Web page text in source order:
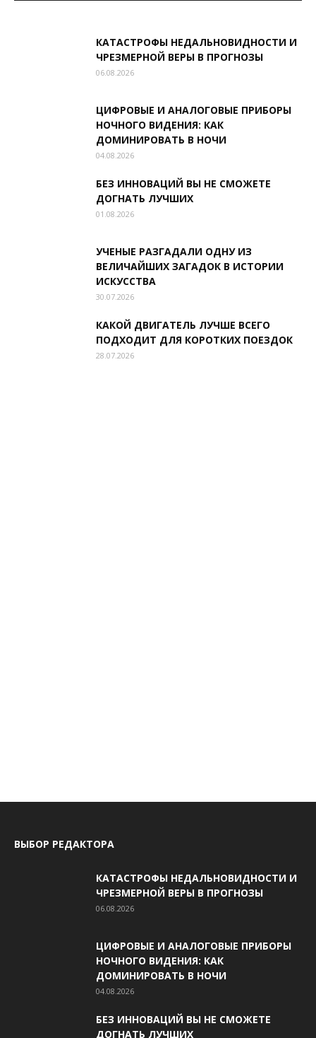
КАТАСТРОФЫ НЕДАЛЬНОВИДНОСТИ И
ЧРЕЗМЕРНОЙ ВЕРЫ В ПРОГНОЗЫ
06.08.2026
ЦИФРОВЫЕ И АНАЛОГОВЫЕ ПРИБОРЫ
НОЧНОГО ВИДЕНИЯ: КАК
ДОМИНИРОВАТЬ В НОЧИ
04.08.2026
БЕЗ ИННОВАЦИЙ ВЫ НЕ СМОЖЕТЕ
ДОГНАТЬ ЛУЧШИХ
01.08.2026
УЧЕНЫЕ РАЗГАДАЛИ ОДНУ ИЗ
ВЕЛИЧАЙШИХ ЗАГАДОК В ИСТОРИИ
ИСКУССТВА
30.07.2026
КАКОЙ ДВИГАТЕЛЬ ЛУЧШЕ ВСЕГО
ПОДХОДИТ ДЛЯ КОРОТКИХ ПОЕЗДОК
28.07.2026
ВЫБОР РЕДАКТОРА
КАТАСТРОФЫ НЕДАЛЬНОВИДНОСТИ И
ЧРЕЗМЕРНОЙ ВЕРЫ В ПРОГНОЗЫ
06.08.2026
ЦИФРОВЫЕ И АНАЛОГОВЫЕ ПРИБОРЫ
НОЧНОГО ВИДЕНИЯ: КАК
ДОМИНИРОВАТЬ В НОЧИ
04.08.2026
БЕЗ ИННОВАЦИЙ ВЫ НЕ СМОЖЕТЕ
ДОГНАТЬ ЛУЧШИХ